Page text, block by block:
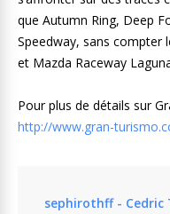
que Autumn Ring, Deep
Speedway, sans compter
et Mazda Raceway
Pour plus de détails sur
http://www.gran-
sephirothff - Cedric